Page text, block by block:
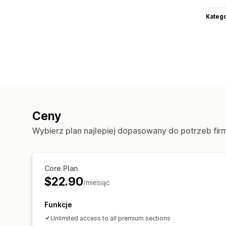
Ceny
Wybierz plan najlepiej dopasowany do potrzeb
Core Plan
$22.90/miesiąc
Funkcje
Unlimited access to all premium sections